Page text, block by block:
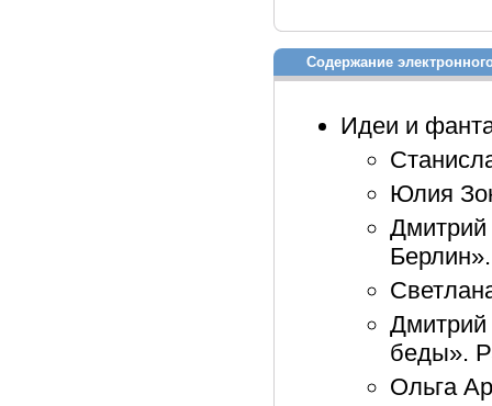
Содержание
Идеи и
Юлия
Дмитрий
беды».
Ольга